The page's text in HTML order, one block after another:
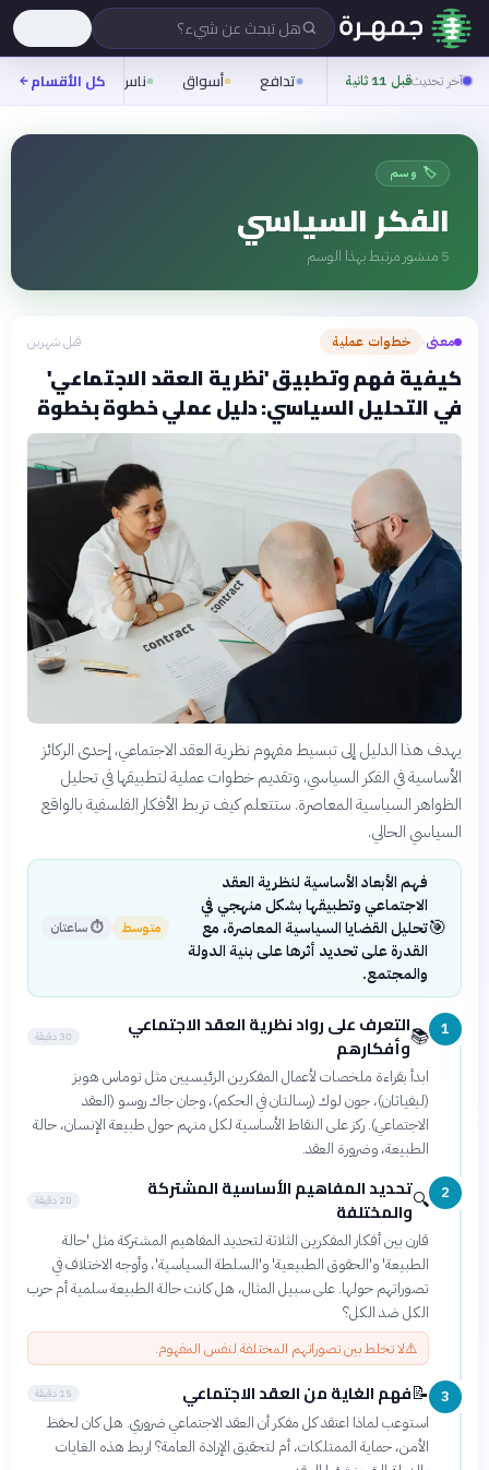
هل تبحث عن شيء؟
آخر تحديثقبل 11 ثانية تدافع أسواق ناس روح
كل الأقسام
🏷️ وسم
الفكر السياسي
5 منشور مرتبط بهذا الوسم
معنى› خطوات عملية قبل شهرين
كيفية فهم وتطبيق 'نظرية العقد الاجتماعي'
في التحليل السياسي: دليل عملي خطوة بخطوة
يهدف هذا الدليل إلى تبسيط مفهوم نظرية العقد الاجتماعي، إحدى الركائز
الأساسية في الفكر السياسي، وتقديم خطوات عملية لتطبيقها في تحليل
الظواهر السياسية المعاصرة. ستتعلم كيف تربط الأفكار الفلسفية بالواقع
السياسي الحالي.
🎯
فهم الأبعاد الأساسية لنظرية العقد
الاجتماعي وتطبيقها بشكل منهجي في
تحليل القضايا السياسية المعاصرة، مع
القدرة على تحديد أثرها على بنية الدولة
والمجتمع.
متوسط ⏱ساعتان
1
📚التعرف على رواد نظرية العقد الاجتماعي
وأفكارهم
30 دقيقة
ابدأ بقراءة ملخصات لأعمال المفكرين الرئيسيين مثل توماس هوبز
(ليفياثان)، جون لوك (رسالتان في الحكم)، وجان جاك روسو (العقد
الاجتماعي). ركز على النقاط الأساسية لكل منهم حول طبيعة الإنسان، حالة
الطبيعة، وضرورة العقد.
2
🔍تحديد المفاهيم الأساسية المشتركة
والمختلفة
20 دقيقة
قارن بين أفكار المفكرين الثلاثة لتحديد المفاهيم المشتركة مثل 'حالة
الطبيعة' و'الحقوق الطبيعية' و'السلطة السياسية'، وأوجه الاختلاف في
تصوراتهم حولها. على سبيل المثال، هل كانت حالة الطبيعة سلمية أم حرب
الكل ضد الكل؟
⚠️لا تخلط بين تصوراتهم المختلفة لنفس المفهوم.
3
📝فهم الغاية من العقد الاجتماعي 15 دقيقة
استوعب لماذا اعتقد كل مفكر أن العقد الاجتماعي ضروري. هل كان لحفظ
الأمن، حماية الممتلكات، أم لتحقيق الإرادة العامة؟ اربط هذه الغايات